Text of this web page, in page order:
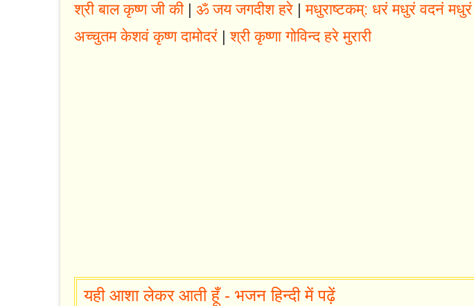
श्री बाल कृष्ण जी की| ॐ जय जगदीश हरे |मधुराष्टकम्: धरं मधुरं वदनं मधुरं
अच्चुतम केशवं कृष्ण दामोदरं |श्री कृष्णा गोविन्द हरे मुरारी
यही आशा लेकर आती हूँ - भजन हिन्दी में पढ़ें